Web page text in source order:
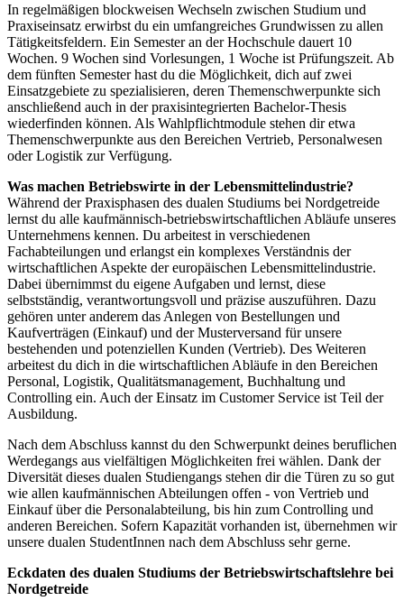
In regelmäßigen blockweisen Wechseln zwischen Studium und
Praxiseinsatz erwirbst du ein umfangreiches Grundwissen zu allen
Tätigkeitsfeldern. Ein Semester an der Hochschule dauert 10
Wochen. 9 Wochen sind Vorlesungen, 1 Woche ist Prüfungszeit. Ab
dem fünften Semester hast du die Möglichkeit, dich auf zwei
Einsatzgebiete zu spezialisieren, deren Themenschwerpunkte sich
anschließend auch in der praxisintegrierten Bachelor-Thesis
wiederfinden können. Als Wahlpflichtmodule stehen dir etwa
Themenschwerpunkte aus den Bereichen Vertrieb, Personalwesen
oder Logistik zur Verfügung.
Was machen Betriebswirte in der Lebensmittelindustrie?
Während der Praxisphasen des dualen Studiums bei Nordgetreide
lernst du alle kaufmännisch-betriebswirtschaftlichen Abläufe unseres
Unternehmens kennen. Du arbeitest in verschiedenen
Fachabteilungen und erlangst ein komplexes Verständnis der
wirtschaftlichen Aspekte der europäischen Lebensmittelindustrie.
Dabei übernimmst du eigene Aufgaben und lernst, diese
selbstständig, verantwortungsvoll und präzise auszuführen. Dazu
gehören unter anderem das Anlegen von Bestellungen und
Kaufverträgen (Einkauf) und der Musterversand für unsere
bestehenden und potenziellen Kunden (Vertrieb). Des Weiteren
arbeitest du dich in die wirtschaftlichen Abläufe in den Bereichen
Personal, Logistik, Qualitätsmanagement, Buchhaltung und
Controlling ein. Auch der Einsatz im Customer Service ist Teil der
Ausbildung.
Nach dem Abschluss kannst du den Schwerpunkt deines beruflichen
Werdegangs aus vielfältigen Möglichkeiten frei wählen. Dank der
Diversität dieses dualen Studiengangs stehen dir die Türen zu so gut
wie allen kaufmännischen Abteilungen offen - von Vertrieb und
Einkauf über die Personalabteilung, bis hin zum Controlling und
anderen Bereichen. Sofern Kapazität vorhanden ist, übernehmen wir
unsere dualen StudentInnen nach dem Abschluss sehr gerne.
Eckdaten des dualen Studiums der Betriebswirtschaftslehre bei
Nordgetreide